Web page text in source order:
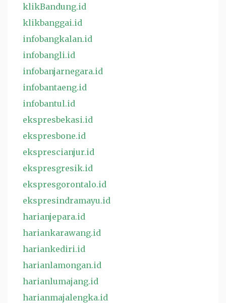
klikBandung.id
klikbanggai.id
infobangkalan.id
infobangli.id
infobanjarnegara.id
infobantaeng.id
infobantul.id
ekspresbekasi.id
ekspresbone.id
eksprescianjur.id
ekspresgresik.id
ekspresgorontalo.id
ekspresindramayu.id
harianjepara.id
hariankarawang.id
hariankediri.id
harianlamongan.id
harianlumajang.id
harianmajalengka.id